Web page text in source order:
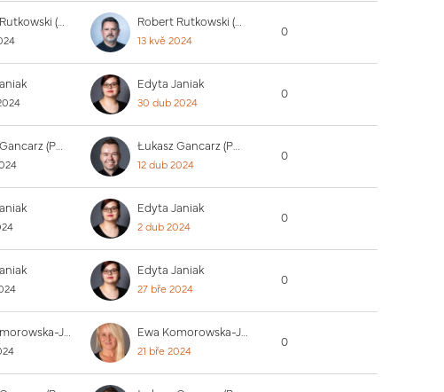
Robert Rutkowski (PUW) Robert Rutkowski (PUW)
13 kvě 2024
0
Edyta Janiak
30 dub 2024
0
Łukasz Gancarz (PUW) Łukasz Gancarz (PUW)
12 dub 2024
0
Edyta Janiak
2 dub 2024
0
Edyta Janiak
27 bře 2024
0
Ewa Komorowska-Jędrzejczak Ewa Komorowska-Jędrzejczak
21 bře 2024
0